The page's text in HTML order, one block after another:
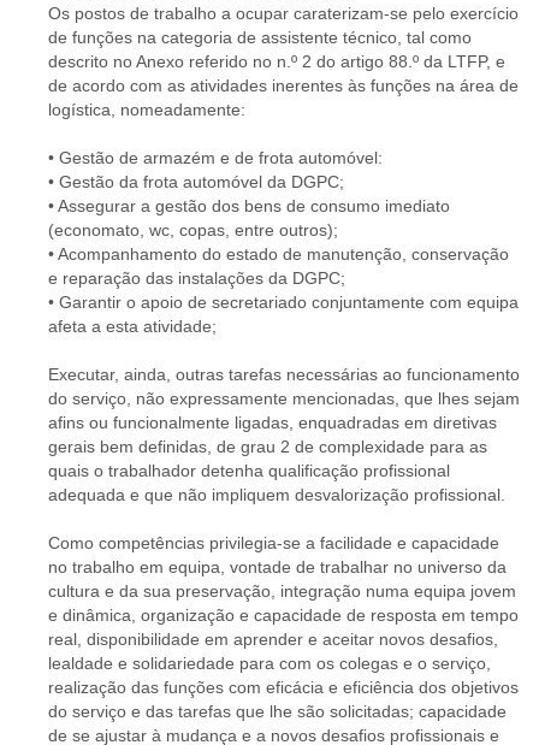
Os postos de trabalho a ocupar caraterizam-se pelo exercício
de funções na categoria de assistente técnico, tal como
descrito no Anexo referido no n.º 2 do artigo 88.º da LTFP, e
de acordo com as atividades inerentes às funções na área de
logística, nomeadamente:
• Gestão de armazém e de frota automóvel:
• Gestão da frota automóvel da DGPC;
• Assegurar a gestão dos bens de consumo imediato
(economato, wc, copas, entre outros);
• Acompanhamento do estado de manutenção, conservação
e reparação das instalações da DGPC;
• Garantir o apoio de secretariado conjuntamente com equipa
afeta a esta atividade;
Executar, ainda, outras tarefas necessárias ao funcionamento
do serviço, não expressamente mencionadas, que lhes sejam
afins ou funcionalmente ligadas, enquadradas em diretivas
gerais bem definidas, de grau 2 de complexidade para as
quais o trabalhador detenha qualificação profissional
adequada e que não impliquem desvalorização profissional.
Como competências privilegia-se a facilidade e capacidade
no trabalho em equipa, vontade de trabalhar no universo da
cultura e da sua preservação, integração numa equipa jovem
e dinâmica, organização e capacidade de resposta em tempo
real, disponibilidade em aprender e aceitar novos desafios,
lealdade e solidariedade para com os colegas e o serviço,
realização das funções com eficácia e eficiência dos objetivos
do serviço e das tarefas que lhe são solicitadas; capacidade
de se ajustar à mudança e a novos desafios profissionais e